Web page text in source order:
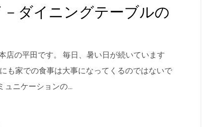
ダイニングテーブルの
店の平田です。 毎日、暑い日が続いています
も家での食事は大事になってくるのではないで
ュニケーションの…